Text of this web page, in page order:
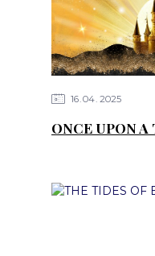
16 04 2025
ONCE UPON